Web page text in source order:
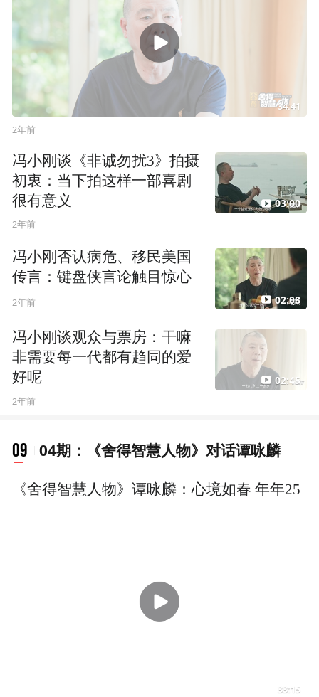
34:41
2年前
冯小刚谈《非诚勿扰3》拍摄
初衷：当下拍这样一部喜剧
很有意义
2年前
03:00
冯小刚否认病危、移民美国
传言：键盘侠言论触目惊心
2年前 02:08
冯小刚谈观众与票房：干嘛
非需要每一代都有趋同的爱
好呢
2年前
02:45
09 04期：《舍得智慧人物》对话谭咏麟
《舍得智慧人物》谭咏麟：心境如春 年年25